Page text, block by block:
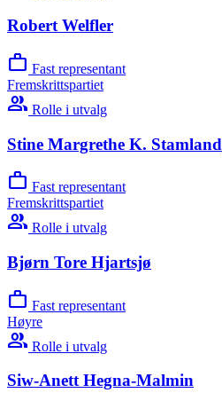
Robert Welfler
work Fast representant
Fremskrittspartiet
group Rolle i utvalg
Stine Margrethe K. Stamland
work Fast representant
Fremskrittspartiet
group Rolle i utvalg
Bjørn Tore Hjartsjø
work Fast representant
Høyre
group Rolle i utvalg
Siw-Anett Hegna-Malmin